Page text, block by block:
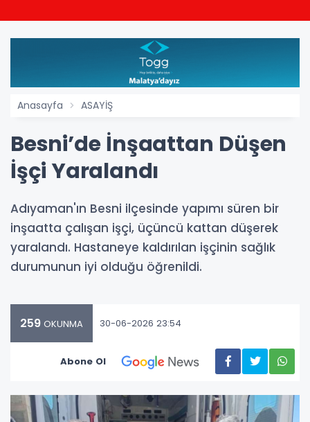
Anasayfa ASAYİŞ
Besni’de İnşaattan Düşen
İşçi Yaralandı
Adıyaman'ın Besni ilçesinde yapımı süren bir
inşaatta çalışan işçi, üçüncü kattan düşerek
yaralandı. Hastaneye kaldırılan işçinin sağlık
durumunun iyi olduğu öğrenildi.
259 OKUNMA 30-06-2026 23:54
Abone Ol